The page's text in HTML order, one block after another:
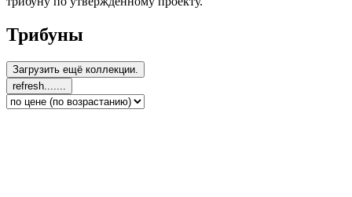
Трибуны